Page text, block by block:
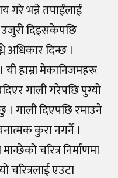
गरे भन्ने तपाईंलाई
दिइसकेपछि
अधिकार दिन्छ ।
हाम्रा मेकानिजमहरू
गाली गरेपछि पुग्यो
। गाली दिएपछि रमाउने
कुरा नगर्ने ।
चरित्र निर्माणमा
चरित्रलाई एउटा